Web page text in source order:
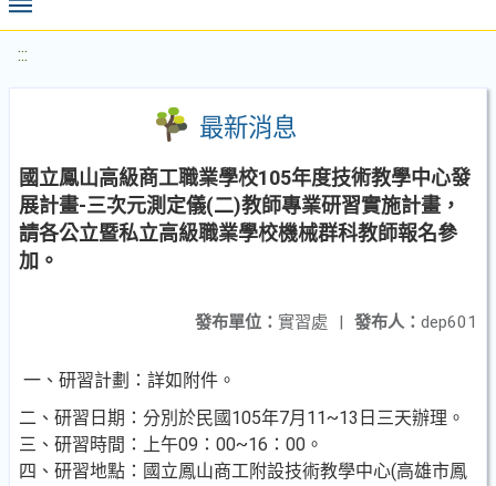
:::
最新消息
國立鳳山高級商工職業學校105年度技術教學中心發
展計畫-三次元測定儀(二)教師專業研習實施計畫，
請各公立暨私立高級職業學校機械群科教師報名參
加。
發布人： dep601
發布單位： 實習處 |
一、研習計劃：詳如附件。
二、研習日期：分別於民國105年7月11~13日三天辦理。
三、研習時間：上午09：00~16：00。
四、研習地點：國立鳳山商工附設技術教學中心(高雄市鳳